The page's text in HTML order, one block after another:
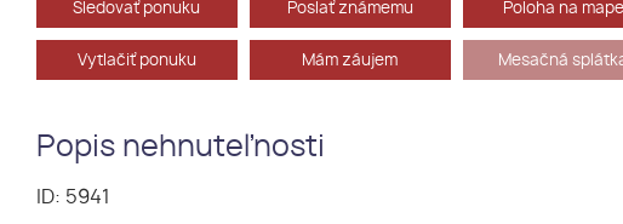
Sledovať ponuku Poslať známemu Poloha na mape
Vytlačiť ponuku Mám záujem Mesačná
Popis nehnuteľnosti
ID: 5941